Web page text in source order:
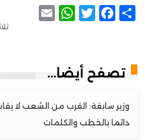
Share
Facebook
Twitter
ثلاثاء,
تصفح أيضا...
وزير سابقة: القرب من الشعب لا
دائما بالخطب والكلمات